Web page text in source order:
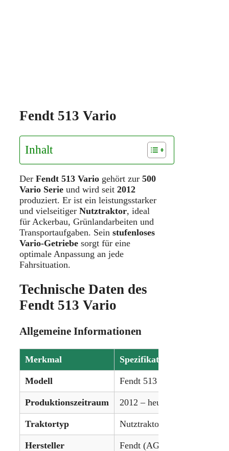
Fendt 513 Vario
Inhalt
Der Fendt 513 Vario gehört zur 500
Vario Serie und wird seit 2012
produziert. Er ist ein leistungsstarker
und vielseitiger Nutztraktor, ideal
für Ackerbau, Grünlandarbeiten und
Transportaufgaben. Sein stufenloses
Vario-Getriebe sorgt für eine
optimale Anpassung an jede
Fahrsituation.
Technische Daten des
Fendt 513 Vario
Allgemeine Informationen
Merkmal Spezifikation
Modell Fendt 513 Vario
Produktionszeitraum 2012 – heute
Traktortyp Nutztraktor
Hersteller Fendt (AGCO)